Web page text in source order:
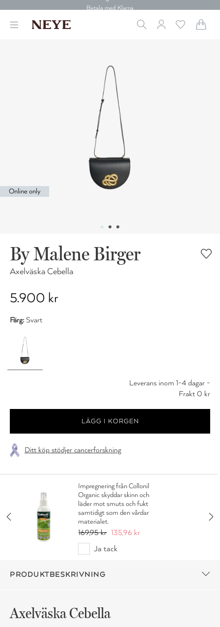
30 dagars retur
Leverans 1-4 arbetsdagar
Online only
By Malene Birger
Axelväska Cebella
5.900 kr
Färg: Svart
Leverans inom 1-4 dagar -
Frakt 0 kr
Ditt köp stödjer cancerforskning
Impregnering från Collonil
Organic skyddar skinn och
läder mot smuts och fukt
samtidigt som den vårdar
materialet.
169,95 kr 135,96 kr
Ja tack
PRODUKTBESKRIVNING
Axelväska Cebella